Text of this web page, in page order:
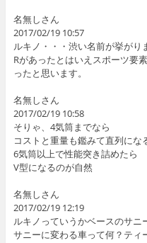
名無しさん
2017/02/19 10:57
ルキノ・・・渋い名前が挙がり
Rがあったとはいえスポーツ要
ったと思います。
名無しさん
2017/02/19 10:58
そりゃ、4気筒までなら
コストと重量も鑑みて直列にな
6気筒以上で性能突き詰めたら
V型になるのが自然
名無しさん
2017/02/19 12:19
ルキノっていうかベースのサニ
サニーに変わる車って何？ティ